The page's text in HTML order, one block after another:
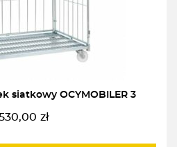
siatkowy OCYMOBILER 3
zł